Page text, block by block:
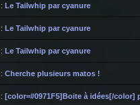
: Le Tailwhip par cyanure
: Le Tailwhip par cyanure
: Le Tailwhip par cyanure
: Cherche plusieurs matos !
: [color=#0971F5]Boite à idées[/color]